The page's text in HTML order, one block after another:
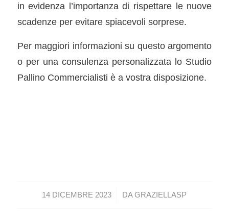
in evidenza l’importanza di rispettare le nuove
scadenze per evitare spiacevoli sorprese.
Per maggiori informazioni su questo argomento
o per una consulenza personalizzata lo Studio
Pallino Commercialisti è a vostra disposizione.
14 DICEMBRE 2023
/ DAGRAZIELLASP